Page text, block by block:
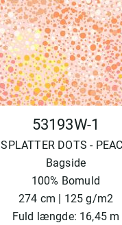
53193W-1
SPLATTER DOTS -
Bagside
100% Bomuld
274 cm | 125 g/m2
Fuld længde: 16,45 m